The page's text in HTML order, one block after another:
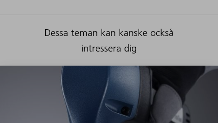
Dessa teman kan kanske också
intressera dig